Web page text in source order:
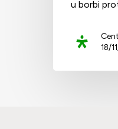
u borbi
18/